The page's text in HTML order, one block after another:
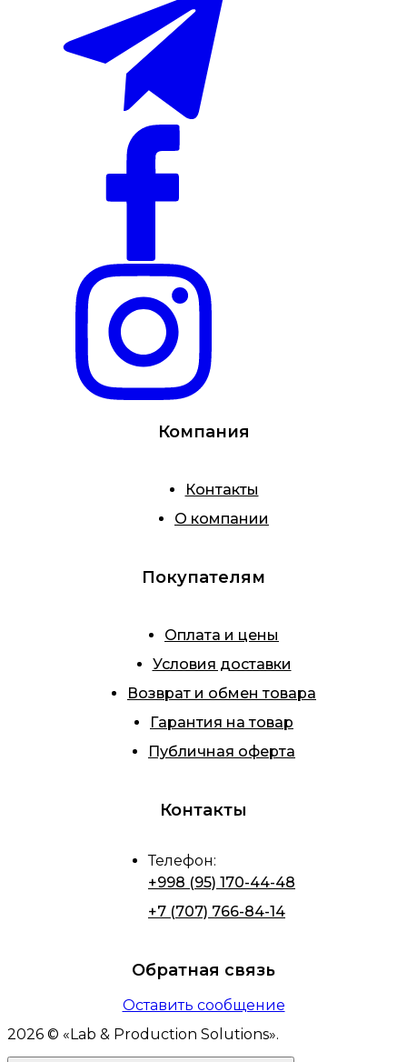
Компания
Контакты
О компании
Покупателям
Оплата и цены
Условия доставки
Возврат и обмен товара
Гарантия на товар
Публичная оферта
Контакты
Телефон:
+998 (95) 170-44-48
+7 (707) 766-84-14
Обратная связь
Оставить сообщение
2026 © « Lab & Production Solutions».